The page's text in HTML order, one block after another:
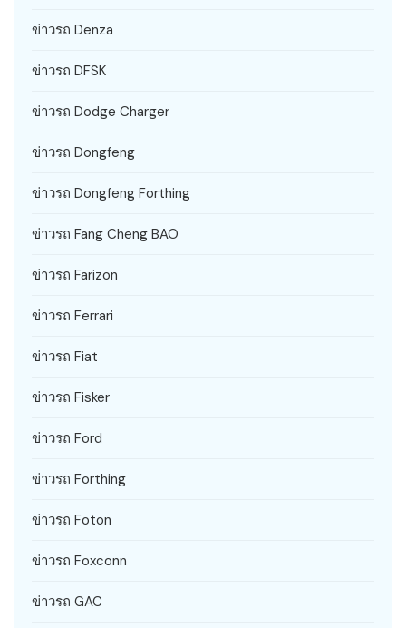
ข่าวรถ Denza
ข่าวรถ DFSK
ข่าวรถ Dodge Charger
ข่าวรถ Dongfeng
ข่าวรถ Dongfeng Forthing
ข่าวรถ Fang Cheng BAO
ข่าวรถ Farizon
ข่าวรถ Ferrari
ข่าวรถ Fiat
ข่าวรถ Fisker
ข่าวรถ Ford
ข่าวรถ Forthing
ข่าวรถ Foton
ข่าวรถ Foxconn
ข่าวรถ GAC